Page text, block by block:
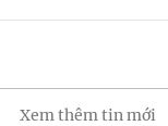
Xem thêm tin mới